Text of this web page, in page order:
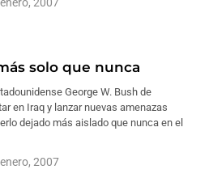
solo que nunca
George W. Bush de
en Iraq y lanzar nuevas amenazas
dejado más aislado que nunca en el
2007